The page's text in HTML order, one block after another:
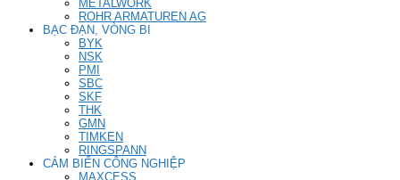
METALWORK
ROHR ARMATUREN AG
BẠC ĐẠN, VÒNG BI
BYK
NSK
PMI
SBC
SKF
THK
GMN
TIMKEN
RINGSPANN
CẢM BIẾN CÔNG NGHIỆP
MAXCESS